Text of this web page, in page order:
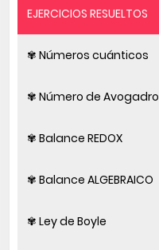
EJERCICIOS RESUELTOS
✾ Números cuánticos
✾ Número de Avogadro
✾ Balance REDOX
✾ Balance ALGEBRAICO
✾ Ley de Boyle